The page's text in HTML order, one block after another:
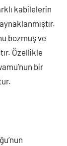
kabilelerin
bozmuş ve
Özellikle
bir